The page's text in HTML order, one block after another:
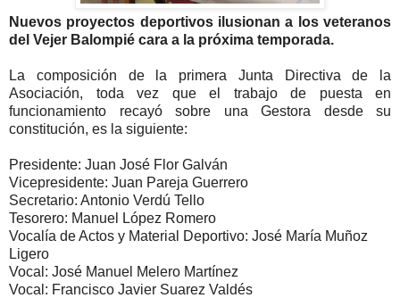
Nuevos proyectos deportivos ilusionan a los veteranos
del Vejer Balompié cara a la próxima temporada.
La composición de la primera Junta Directiva de la
Asociación, toda vez que el trabajo de puesta en
funcionamiento recayó sobre una Gestora desde su
constitución, es la siguiente:
Presidente: Juan José Flor Galván
Vicepresidente: Juan Pareja Guerrero
Secretario: Antonio Verdú Tello
Tesorero: Manuel López Romero
Vocalía de Actos y Material Deportivo: José María Muñoz
Ligero
Vocal: José Manuel Melero Martínez
Vocal: Francisco Javier Suarez Valdés